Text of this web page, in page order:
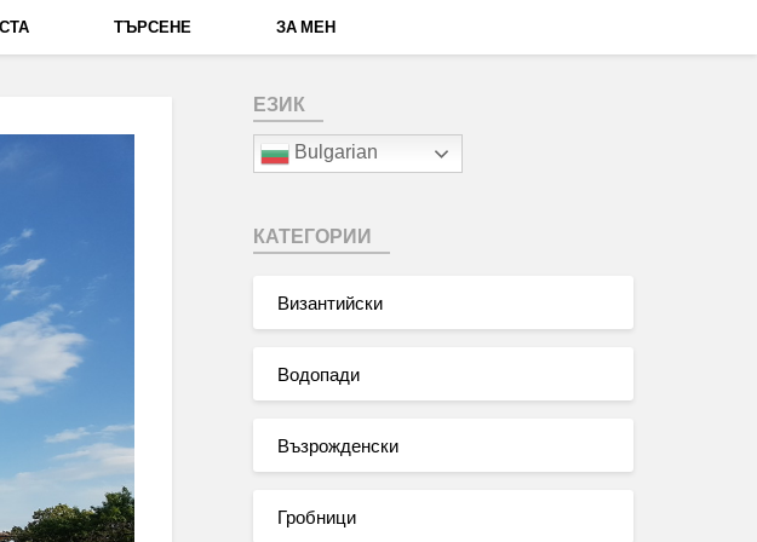
ТЪРСЕНЕ ЗА МЕН
ЕЗИК
Bulgarian
КАТЕГОРИИ
Византийски
Водопади
Възрожденски
Гробници